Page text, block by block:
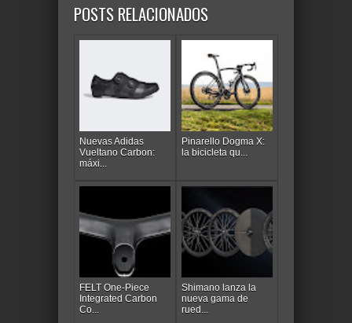
POSTS RELACIONADOS
Nuevas Adidas
Vueltano Carbon:
máxi...
Pinarello Dogma X:
la bicicleta qu...
FELT One-Piece
Integrated Carbon
Co...
Shimano lanza la
nueva gama de
rued...